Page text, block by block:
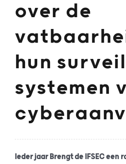
Products
Contact
over de
hun
systemen
Ieder jaar Brengt de IFSEC een